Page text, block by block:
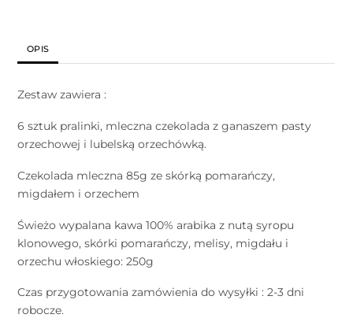
OPIS
Zestaw zawiera :
6 sztuk pralinki, mleczna czekolada z ganaszem pasty
orzechowej i lubelską orzechówką.
Czekolada mleczna 85g ze skórką pomarańczy,
migdałem i orzechem
Świeżo wypalana kawa 100% arabika z nutą syropu
klonowego, skórki pomarańczy, melisy, migdału i
orzechu włoskiego: 250g
Czas przygotowania zamówienia do wysyłki : 2-3 dni
robocze.